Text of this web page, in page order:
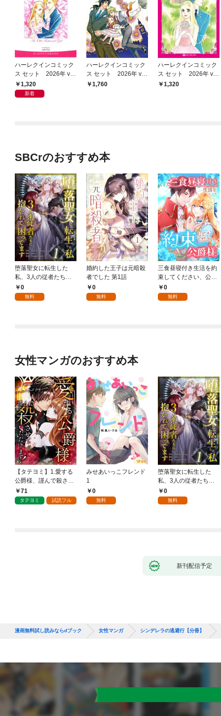
ハーレクインコミック
ス セット 2026年 vo
l.1008
1,320
新着
ハーレクインコミック
ス セット 2026年 vo
l.930
1,760
ハーレクインコミック
ス セット 2026年 vo
l.861
1,320
SBCrのおすすめ本
堕落聖女に転生した
私、3人の従者たちに
抱かれて困ってます 第
1話
0
無料
婚約した王子は元暗殺
者でした 第1話
0
無料
三食昼寝付き生活を約
束してください、公爵
様 1話
0
無料
女性マンガのおすすめ本
【タテヨミ】1.愛する
公爵様、謹んで殺させ
ていただきます！
71
タテヨミ 試読フル
みせあいっこフレンド
1
0
無料
堕落聖女に転生した
私、3人の従者たちに
抱かれて困ってます 第
1話
0
無料
新刊配信予定
漫画無料試し読みならdブック 女性マンガ シンデレラの逃避行【分冊】